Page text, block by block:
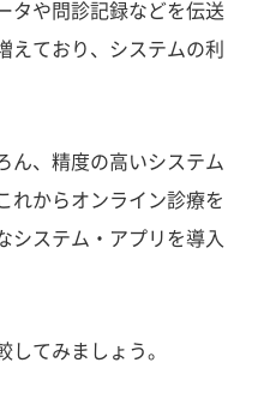
タや問診記録などを伝送
えており、システムの利
ん、精度の高いシステム
れからオンライン診療を
システム・アプリを導入
してみましょう。